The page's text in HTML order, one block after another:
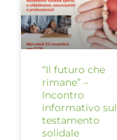
“Il futuro che
rimane” –
Incontro
informativo sul
testamento
solidale